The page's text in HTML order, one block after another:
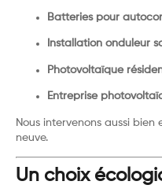
Batteries pour
Installation onduleur
Photovoltaïque
Entreprise
Nous intervenons aussi
neuve.
Un choix